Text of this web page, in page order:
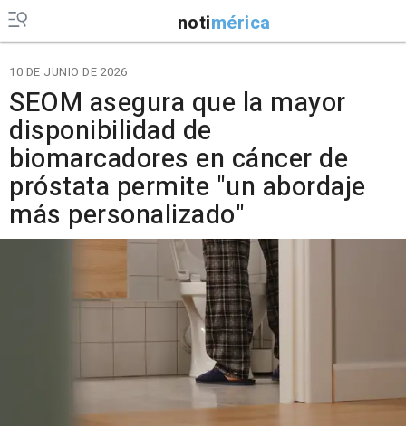
notimérica
10 DE JUNIO DE 2026
SEOM asegura que la mayor
disponibilidad de
biomarcadores en cáncer de
próstata permite "un abordaje
más personalizado"